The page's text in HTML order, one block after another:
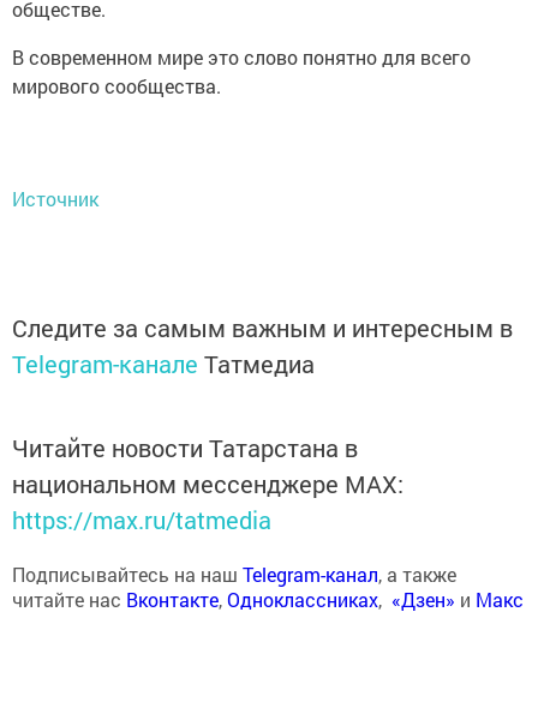
обществе.
В современном мире это слово понятно для всего
мирового сообщества.
Источник
Следите за самым важным и интересным в
Telegram-канале Татмедиа
Читайте новости Татарстана в
национальном мессенджере MАХ:
https://max.ru/tatmedia
Подписывайтесь на наш Telegram-канал, а также
читайте нас Вконтакте,Одноклассниках, «Дзен» и Макс